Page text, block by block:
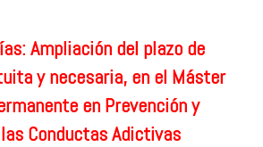
Ampliación del plazo de
y necesaria, en el Máster
en Prevención y
Conductas Adictivas